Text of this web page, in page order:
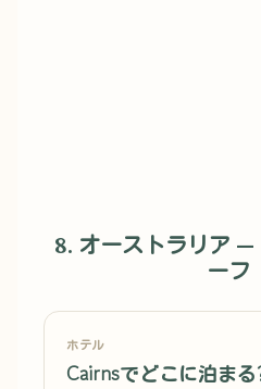
8. オーストラリア —
ーフ
ホテル
Cairnsでどこに泊まる